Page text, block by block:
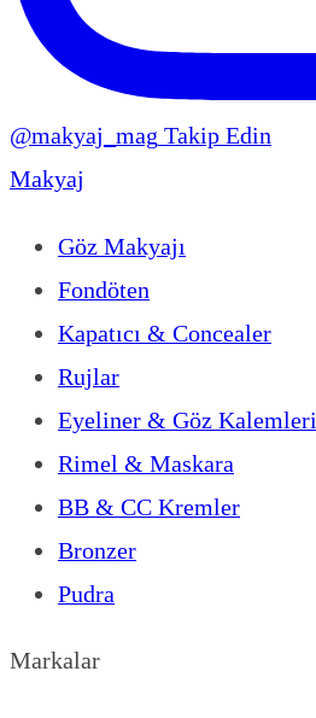
@makyaj_mag Takip Edin
Makyaj
Göz Makyajı
Fondöten
Kapatıcı & Concealer
Rujlar
Eyeliner & Göz Kalemleri
Rimel & Maskara
BB & CC Kremler
Bronzer
Pudra
Markalar